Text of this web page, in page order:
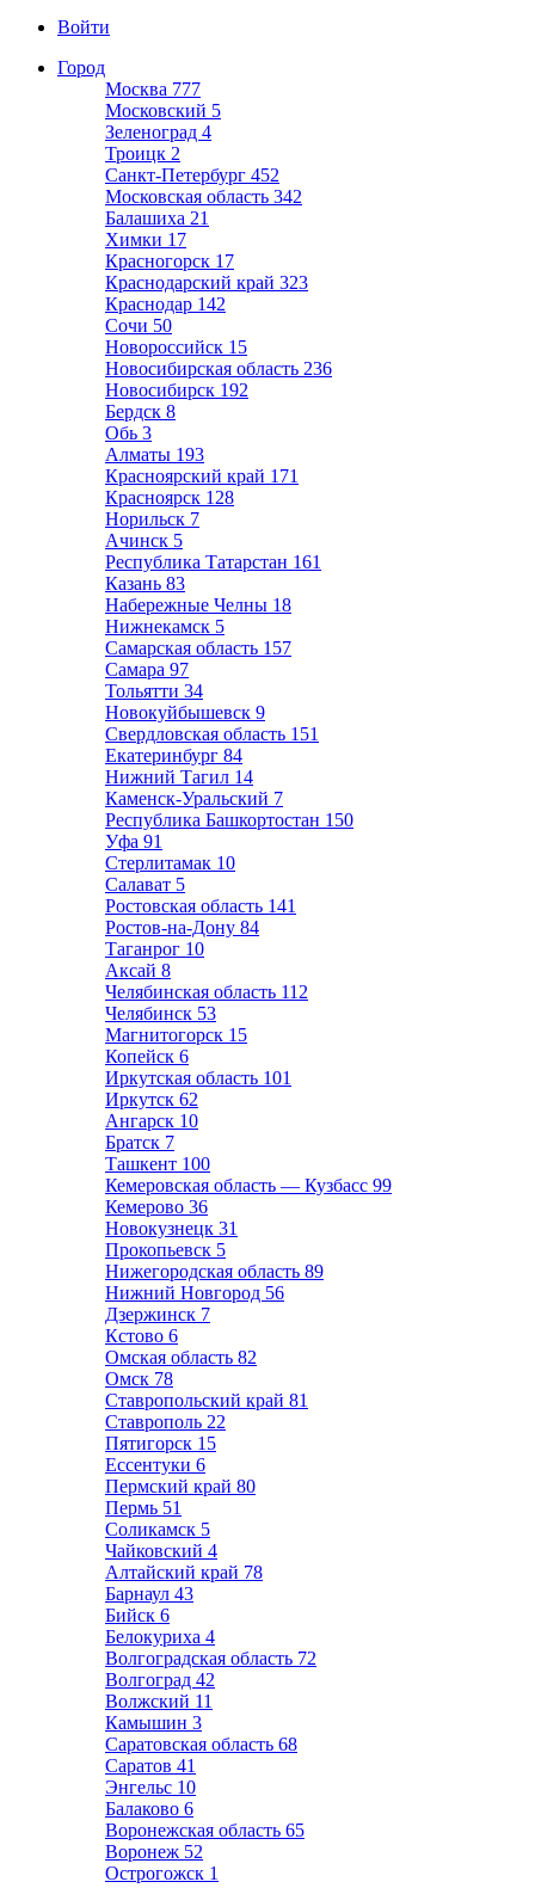
Войти
Город
Москва 777
Московский 5
Зеленоград 4
Троицк 2
Санкт-Петербург 452
Московская область 342
Балашиха 21
Химки 17
Красногорск 17
Краснодарский край 323
Краснодар 142
Сочи 50
Новороссийск 15
Новосибирская область 236
Новосибирск 192
Бердск 8
Обь 3
Алматы 193
Красноярский край 171
Красноярск 128
Норильск 7
Ачинск 5
Республика Татарстан 161
Казань 83
Набережные Челны 18
Нижнекамск 5
Самарская область 157
Самара 97
Тольятти 34
Новокуйбышевск 9
Свердловская область 151
Екатеринбург 84
Нижний Тагил 14
Каменск-Уральский 7
Республика Башкортостан 150
Уфа 91
Стерлитамак 10
Салават 5
Ростовская область 141
Ростов-на-Дону 84
Таганрог 10
Аксай 8
Челябинская область 112
Челябинск 53
Магнитогорск 15
Копейск 6
Иркутская область 101
Иркутск 62
Ангарск 10
Братск 7
Ташкент 100
Кемеровская область — Кузбасс 99
Кемерово 36
Новокузнецк 31
Прокопьевск 5
Нижегородская область 89
Нижний Новгород 56
Дзержинск 7
Кстово 6
Омская область 82
Омск 78
Ставропольский край 81
Ставрополь 22
Пятигорск 15
Ессентуки 6
Пермский край 80
Пермь 51
Соликамск 5
Чайковский 4
Алтайский край 78
Барнаул 43
Бийск 6
Белокуриха 4
Волгоградская область 72
Волгоград 42
Волжский 11
Камышин 3
Саратовская область 68
Саратов 41
Энгельс 10
Балаково 6
Воронежская область 65
Воронеж 52
Острогожск 1